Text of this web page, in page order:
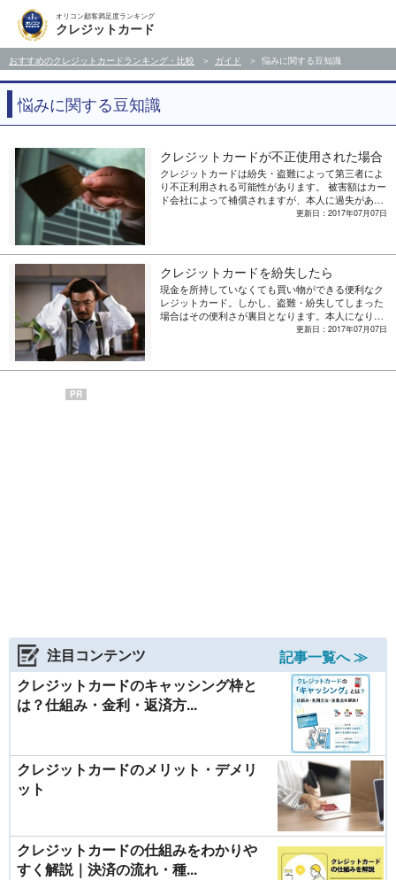
オリコン顧客満足度ランキング
クレジットカード
おすすめのクレジットカードランキング・比較 ガイド 悩みに関する豆知識
悩みに関する豆知識
クレジットカードが不正使用された場合
クレジットカードは紛失・盗難によって第三者によ
り不正利用される可能性があります。 被害額はカー
ド会社によって補償されますが、本人に過失がある
など、不正利用として証明できない場合は100％補
更新日：2017年07月07日
クレジットカードを紛失したら
現金を所持していなくても買い物ができる便利なク
レジットカード。しかし、盗難・紛失してしまった
場合はその便利さが裏目となります。本人になりす
まして高額商品を購入される可能性があるので注意
るわけではありません。 プロの犯行の場合、盗まれ
更新日：2017年07月07日
PR
注目コンテンツ
記事一覧へ ≫
クレジットカードのキャッシング枠と
は？仕組み・金利・返済方...
クレジットカードのメリット・デメリ
ット
クレジットカードの仕組みをわかりや
すく解説｜決済の流れ・種...